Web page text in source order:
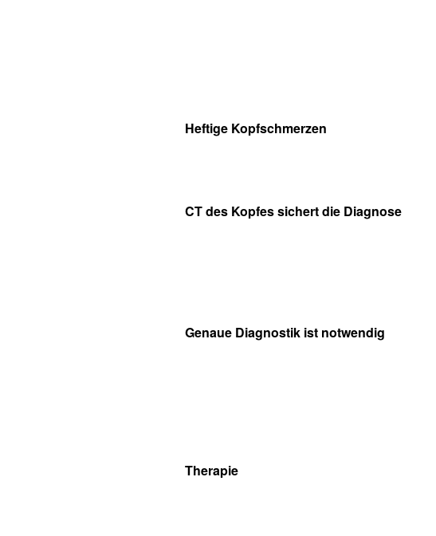
Heftige Kopfschmerzen
CT des Kopfes sichert die Diagnose
Genaue Diagnostik ist notwendig
Therapie